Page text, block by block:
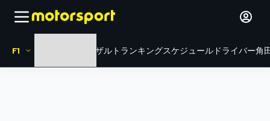
F1 リザルト ランキングスケジュール ドライバー角